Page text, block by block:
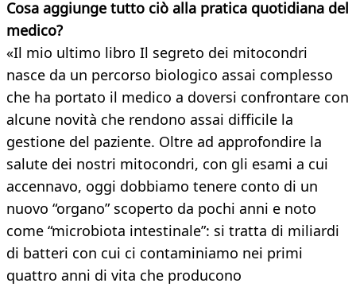
Cosa aggiunge tutto ciò alla pratica quotidiana del
medico?
«Il mio ultimo libro Il segreto dei mitocondri
nasce da un percorso biologico assai complesso
che ha portato il medico a doversi confrontare con
alcune novità che rendono assai difficile la
gestione del paziente. Oltre ad approfondire la
salute dei nostri mitocondri, con gli esami a cui
accennavo, oggi dobbiamo tenere conto di un
nuovo “organo” scoperto da pochi anni e noto
come “microbiota intestinale”: si tratta di miliardi
di batteri con cui ci contaminiamo nei primi
quattro anni di vita che producono